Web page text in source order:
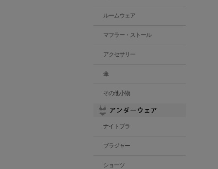
ルームウェア
マフラー・ストール
アクセサリー
傘
その他小物
ナイトブラ
ブラジャー
ショーツ